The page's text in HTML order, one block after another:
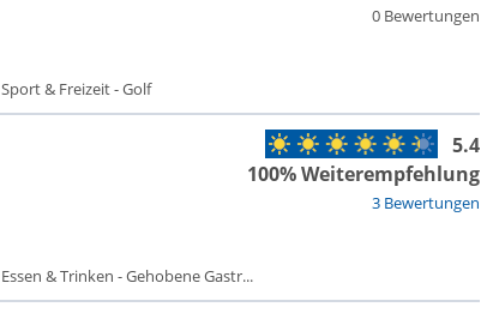
0 Bewertungen
Sport & Freizeit - Golf
3 Bewertungen
5.4
100% Weiterempfehlung
Essen & Trinken - Gehobene Gastr...